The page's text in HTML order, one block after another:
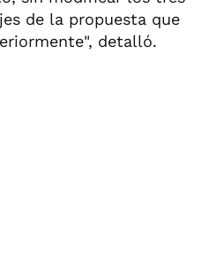
de la propuesta que
detalló.